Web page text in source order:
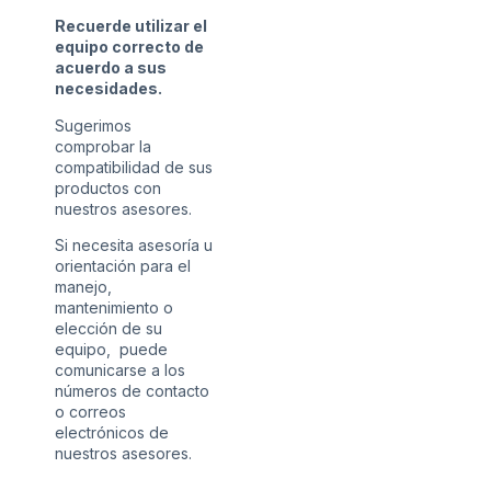
Recuerde utilizar el
equipo correcto de
acuerdo a sus
necesidades.
Sugerimos
comprobar la
compatibilidad de sus
productos con
nuestros asesores.
Si necesita asesoría u
orientación para el
manejo,
mantenimiento o
elección de su
equipo, puede
comunicarse a los
números de contacto
o correos
electrónicos de
nuestros asesores.